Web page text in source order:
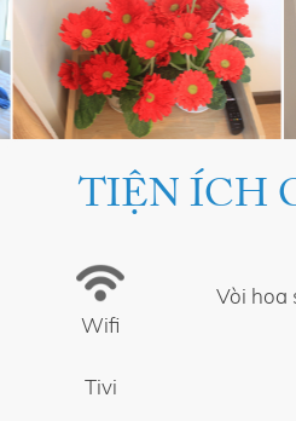
TIỆN ÍCH
Wifi
Vòi hoa
Tivi